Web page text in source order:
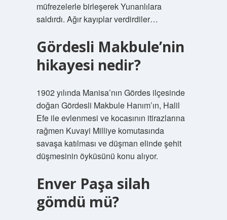
müfrezelerle birleşerek Yunanlılara
saldırdı. Ağır kayıplar verdirdiler…
Gördesli Makbule’nin
hikayesi nedir?
1902 yılında Manisa’nın Gördes ilçesinde
doğan Gördesli Makbule Hanım’ın, Halil
Efe ile evlenmesi ve kocasının itirazlarına
rağmen Kuvayi Milliye komutasında
savaşa katılması ve düşman elinde şehit
düşmesinin öyküsünü konu alıyor.
Enver Paşa silah
gömdü mü?